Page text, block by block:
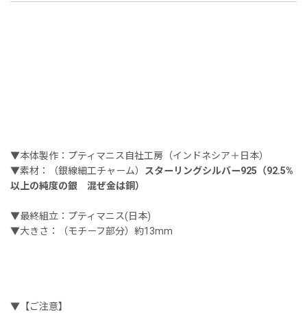
▼本体製作：プティマニス自社工房（インドネシア＋日本）
▼素材：（銀線細工チャーム）
スターリングシルバー925（92.5%
以上の純度の銀 混ぜ金は銅）
▼最終組立：プティマニス(日本)
▼大きさ：（モチーフ部分）約13mm
▼【ご注意】